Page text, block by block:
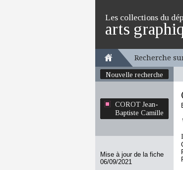
Les collections du
arts
Recherche
Nouvelle recherche
COROT Jean-
Baptiste Camille
Mise à jour de la fiche
06/09/2021